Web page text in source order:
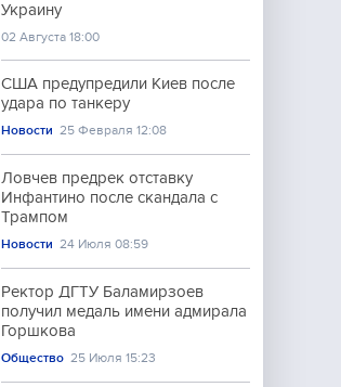
Украину
02 Августа 18:00
США предупредили Киев после
удара по танкеру
Новости 25 Февраля 12:08
Ловчев предрек отставку
Инфантино после скандала с
Трампом
Новости 24 Июля 08:59
Ректор ДГТУ Баламирзоев
получил медаль имени адмирала
Горшкова
Общество 25 Июля 15:23